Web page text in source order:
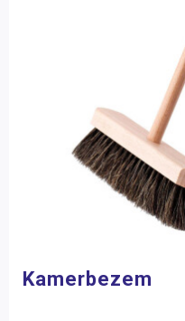
Kamerbezem